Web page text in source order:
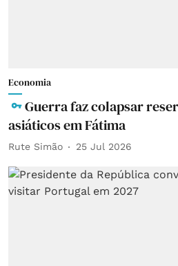
Economia
Guerra faz colapsar
asiáticos em Fátima
Rute Simão 25 Jul 2026